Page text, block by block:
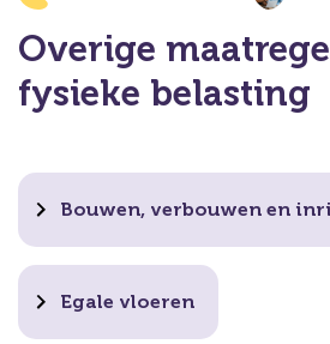
Overige
fysieke belasting
Bouwen, verbouwen en
Egale vloeren